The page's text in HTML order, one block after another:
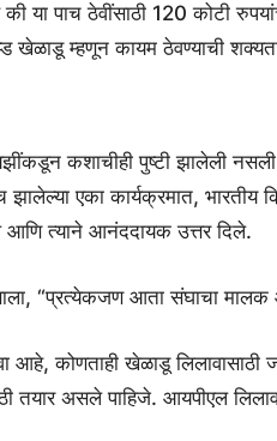
या पाच ठेवींसाठी 120 कोटी
खेळाडू म्हणून कायम ठेवण्याची
कशाचीही पुष्टी झालेली
एका कार्यक्रमात, भारतीय
आणि त्याने आनंददायक उत्तर दिले.
“प्रत्येकजण आता संघाचा
आहे, कोणताही खेळाडू लिलावासाठी
तयार असले पाहिजे. आयपीएल लिलाव